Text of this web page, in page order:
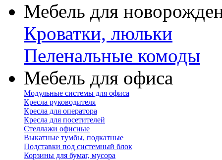
Мебель для
Кроватки, люльки
Пеленальные комоды
Мебель для офиса
Модульные системы для офиса
Кресла руководителя
Кресла для оператора
Кресла для посетителей
Стеллажи офисные
Выкатные тумбы, подкатные
Подставки под системный блок
Корзины для бумаг, мусора